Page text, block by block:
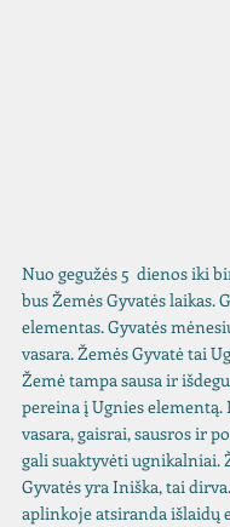
Nuo gegužės 5  dienos iki
bus Žemės Gyvatės laikas.
elementas. Gyvatės
vasara. Žemės Gyvatė tai
Žemė tampa sausa ir
pereina į Ugnies
vasara, gaisrai, sausros ir
gali suaktyvėti ugnikalniai.
Gyvatės yra Iniška, tai
aplinkoje atsiranda išlaidų